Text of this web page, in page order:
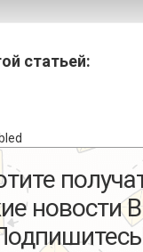
статьей:
новости